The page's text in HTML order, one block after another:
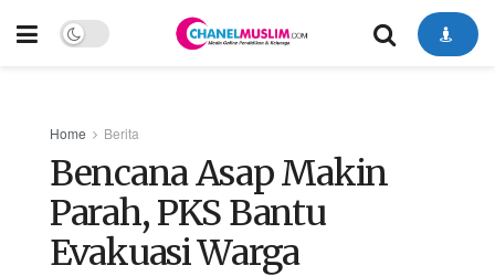
Home Berita
Bencana Asap Makin
Parah, PKS Bantu
Evakuasi Warga